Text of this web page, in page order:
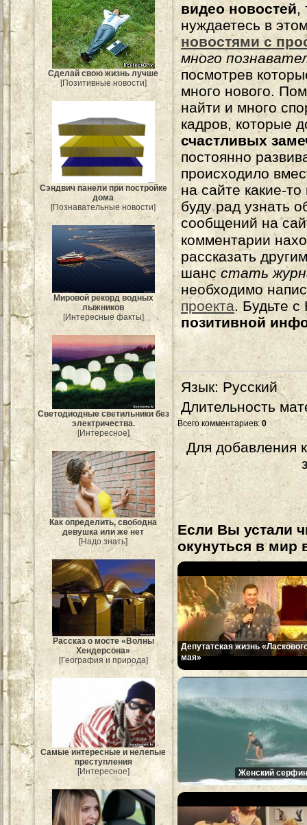
Сделай свою жизнь лучше
[Позитивные новости]
Сэндвич панели при постройке
дома
[Познавательные новости]
Мировой рекорд водных
лыжников
[Интересные факты]
Светодиодные светильники без
электричества.
[Интересное]
Как определить, свободна
девушка или же нет
[Надо знать]
Рассказ о мосте «Волны
Хендерсона»
[География и природа]
Самые интересные и нелепые
преступления
[Интересное]
видео новостей,
нуждаетесь в
новостями с
много
посмотрев
много нового.
найти и много
кадров, которые
счастливых
постоянно
происходило
на сайте какие-
буду рад узнать
сообщений на
комментарии
рассказать
шанс стать
необходимо
проекта. Будьте
позитивной
Язык: Русский
Длительность
Всего комментариев: 0
Для добавления
Если Вы устали
окунуться в мир
Депутатская жизнь
мая»
Женский